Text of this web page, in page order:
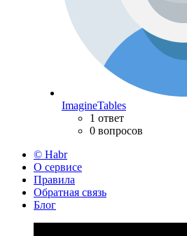
ImagineTables
1 ответ
0 вопросов
© Habr
О сервисе
Правила
Обратная связь
Блог